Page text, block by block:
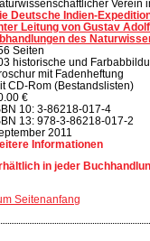
Verein
Deutsche Indien-
Leitung von Gustav
des
Seiten
historische und
mit Fadenheftung
CD-Rom (Bestandslisten)
€
10: 3-86218-017-4
13: 978-3-86218-017-2
2011
Informationen
in jeder
Seitenanfang